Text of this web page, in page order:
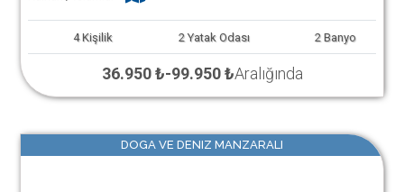
4 Kişilik 2 Yatak Odası 2 Banyo
36.950 ₺-99.950 ₺Aralığında
DOGA VE DENIZ MANZARALI